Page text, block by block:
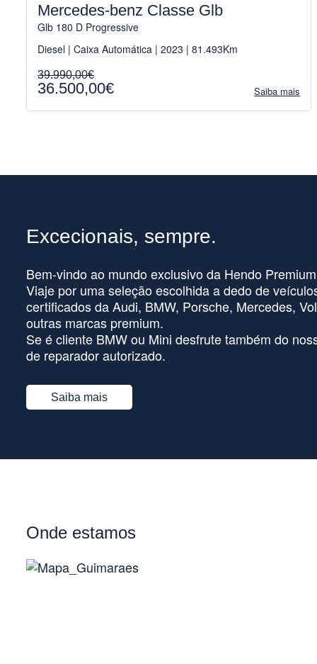
Mercedes-benz Classe Glb
Glb 180 D Progressive
Diesel | Caixa Automática | 2023 | 81.493Km
39.990,00€
36.500,00€ Saiba mais
Excecionais, sempre.
Bem-vindo ao mundo exclusivo da Hendo
Viaje por uma seleção escolhida a dedo de
certificados da Audi, BMW, Porsche, Mercedes,
outras marcas premium.
Se é cliente BMW ou Mini desfrute também do
de reparador autorizado.
Saiba mais
Onde estamos